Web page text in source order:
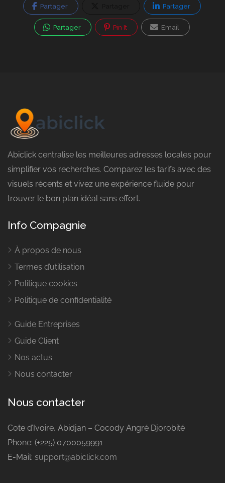
Partager Partager
Partager Pin It Email
Abiclick centralise les meilleures adresses locales pour
simplifier vos recherches. Comparez les tarifs avec des
visuels récents et vivez une expérience fluide pour
trouver le bon plan idéal sans effort.
Info Compagnie
À propos de nous
Termes d’utilisation
Politique cookies
Politique de confidentialité
Guide Entreprises
Guide Client
Nos actus
Nous contacter
Nous contacter
Cote d’Ivoire, Abidjan – Cocody Angré Djorobité
Phone: (+225) 0700059991
E-Mail: support@abiclick.com